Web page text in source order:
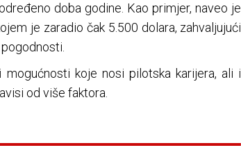
doba godine. Kao primjer, naveo je
je zaradio čak 5.500 dolara, zahvaljujući
koje nosi pilotska karijera, ali i
od više faktora.